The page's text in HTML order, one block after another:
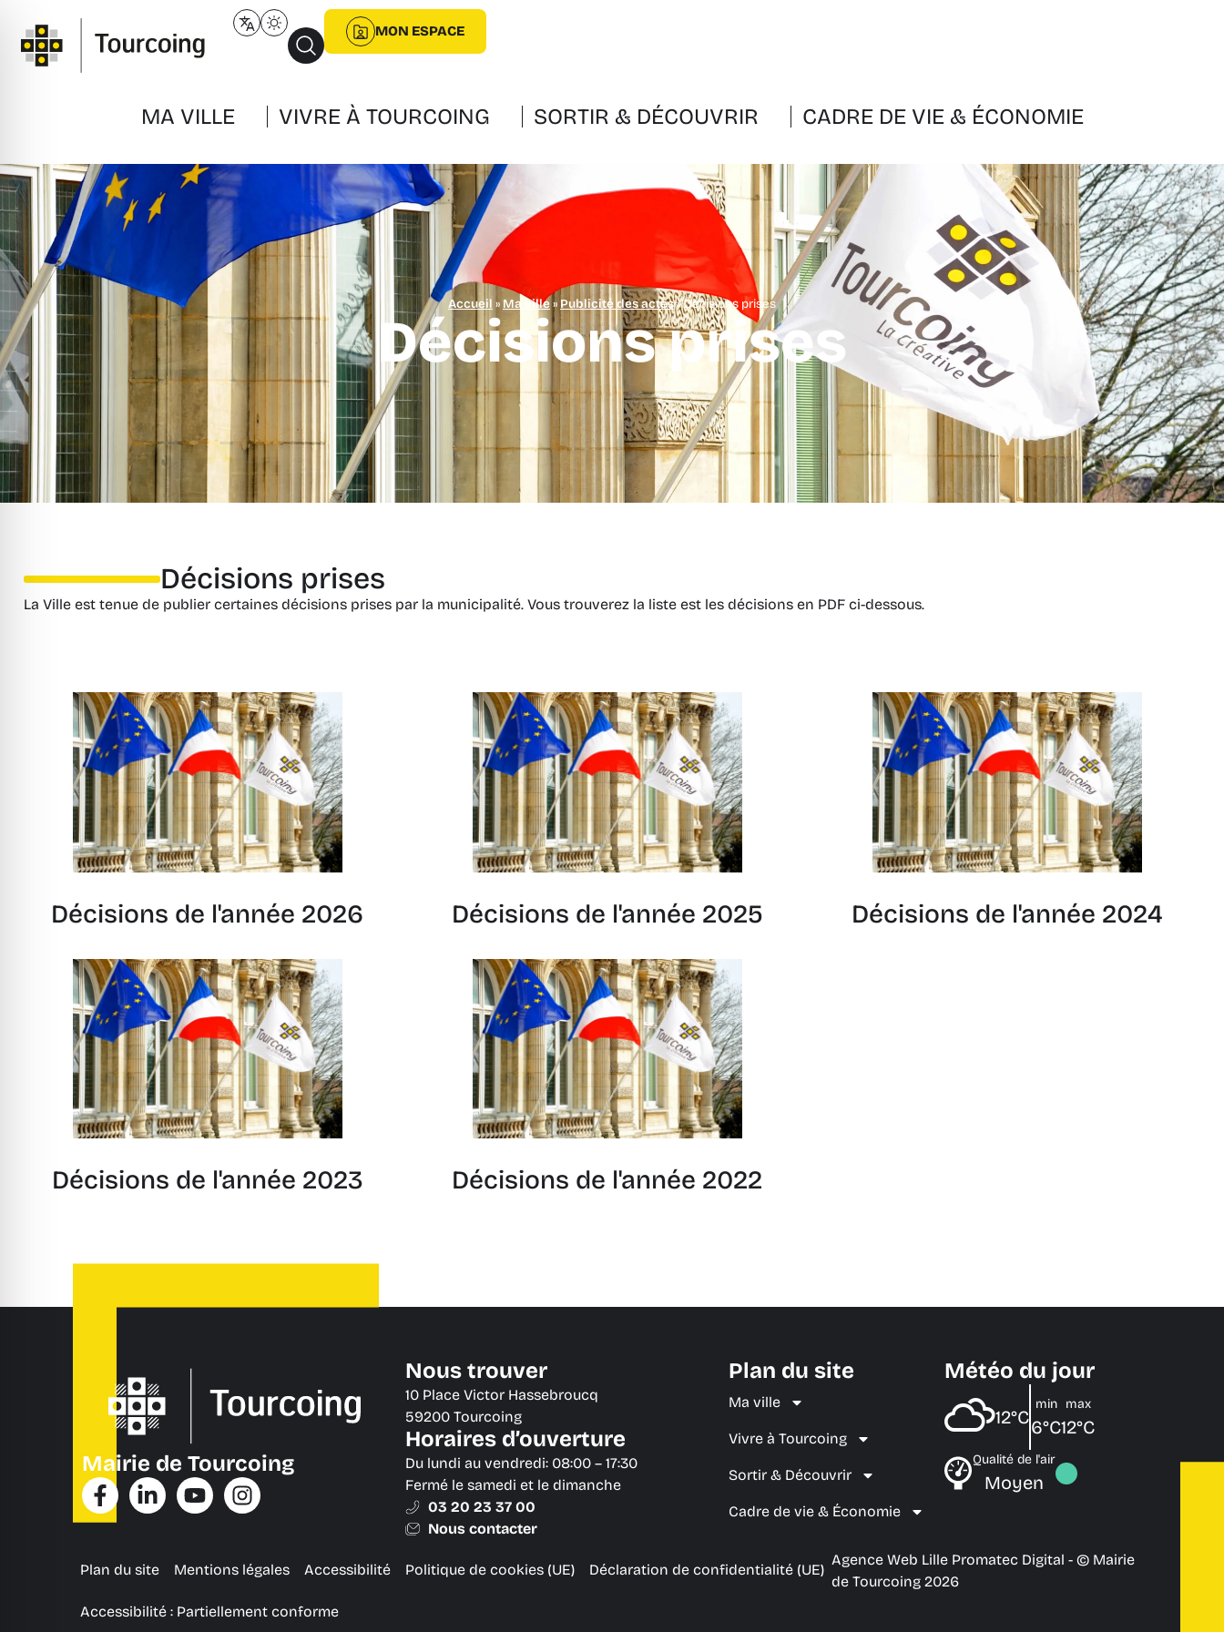
MON ESPACE
MA VILLE VIVRE À TOURCOING SORTIR & DÉCOUVRIR CADRE DE VIE & ÉCONOMIE
Accueil » Ma ville» Publicité des actes»Décisions prises
Décisions prises
Décisions prises
La Ville est tenue de publier certaines décisions prises par la municipalité. Vous trouverez la liste est les décisions en PDF ci-dessous.
Décisions de l'année 2026 Décisions de l'année 2025 Décisions de l'année 2024
Décisions de l'année 2023 Décisions de l'année 2022
Mairie de Tourcoing
Nous trouver
10 Place Victor Hassebroucq
59200 Tourcoing
Horaires d’ouverture
Du lundi au vendredi: 08:00 – 17:30
Fermé le samedi et le dimanche
03 20 23 37 00
Nous contacter
Plan du site
Ma ville
Vivre à Tourcoing
Sortir & Découvrir
Cadre de vie & Économie
Météo du jour
12°C
min
6°C
max
12°C
Qualité de l'air
Moyen
Plan du site Mentions légales Accessibilité Politique de cookies (UE) Déclaration de confidentialité (UE)
Accessibilité : Partiellement conforme
Agence Web Lille Promatec Digital - © Mairie
de Tourcoing 2026